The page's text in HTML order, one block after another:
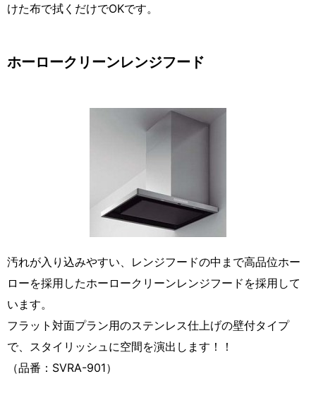
けた布で拭くだけでOKです。
ホーロークリーンレンジフード
汚れが入り込みやすい、レンジフードの中まで高品位ホー
ローを採用したホーロークリーンレンジフードを採用して
います。
フラット対面プラン用のステンレス仕上げの壁付タイプ
で、スタイリッシュに空間を演出します！！
（品番：SVRA-901）